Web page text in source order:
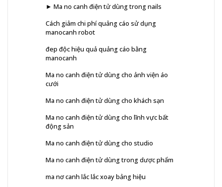
► Ma no canh điện tử dùng trong nails
Cách giảm chi phí quảng cáo sử dụng
manocanh robot
đep độc hiệu quả quảng cáo bằng
manocanh
Ma no canh điện tử dùng cho ảnh viện áo
cưới
Ma no canh điện tử dùng cho khách sạn
Ma no canh điện tử dùng cho lĩnh vực bất
động sản
Ma no canh điện tử dùng cho studio
Ma no canh điện tử dùng trong dược phẩm
ma nơ canh lắc lắc xoay bảng hiệu